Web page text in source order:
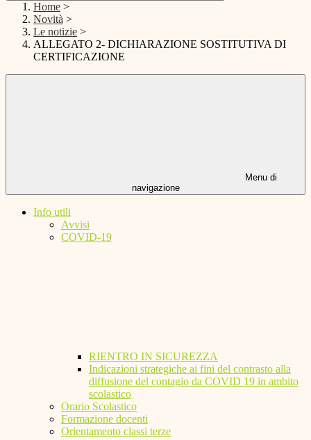
Home >
Novità >
Le notizie >
ALLEGATO 2- DICHIARAZIONE SOSTITUTIVA DI
CERTIFICAZIONE
Menu di
navigazione
Info utili
Avvisi
COVID-19
RIENTRO IN SICUREZZA
Indicazioni strategiche ai fini del contrasto alla
diffusione del contagio da COVID 19 in ambito
scolastico
Orario Scolastico
Formazione docenti
Orientamento classi terze